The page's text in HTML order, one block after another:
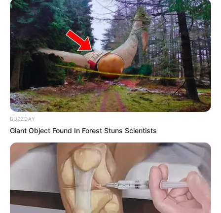
e de Endemias.
Lei nº 15.014/2024 - Indenização de
Transporte para Agentes
Comunitários e de Endemias.
07:09 Acs e ACE,Lula, Notícia,Prefeitura
BUZZDAY
Giant Object Found In Forest Stuns Scientists